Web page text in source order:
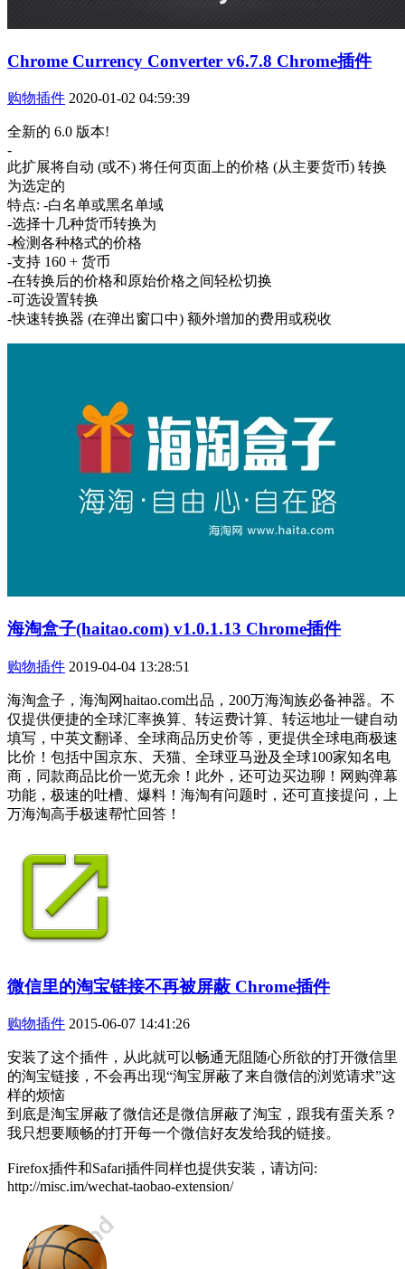
Chrome Currency Converter v6.7.8 Chrome插件
购物插件 2020-01-02 04:59:39
全新的 6.0 版本!
-
此扩展将自动 (或不) 将任何页面上的价格 (从主要货币) 转换
为选定的
特点: -白名单或黑名单域
-选择十几种货币转换为
-检测各种格式的价格
-支持 160 + 货币
-在转换后的价格和原始价格之间轻松切换
-可选设置转换
-快速转换器 (在弹出窗口中) 额外增加的费用或税收
海淘盒子(haitao.com) v1.0.1.13 Chrome插件
购物插件 2019-04-04 13:28:51
海淘盒子，海淘网haitao.com出品，200万海淘族必备神器。不
仅提供便捷的全球汇率换算、转运费计算、转运地址一键自动
填写，中英文翻译、全球商品历史价等，更提供全球电商极速
比价！包括中国京东、天猫、全球亚马逊及全球100家知名电
商，同款商品比价一览无余！此外，还可边买边聊！网购弹幕
功能，极速的吐槽、爆料！海淘有问题时，还可直接提问，上
万海淘高手极速帮忙回答！
微信里的淘宝链接不再被屏蔽 Chrome插件
购物插件 2015-06-07 14:41:26
安装了这个插件，从此就可以畅通无阻随心所欲的打开微信里
的淘宝链接，不会再出现“淘宝屏蔽了来自微信的浏览请求”这
样的烦恼
到底是淘宝屏蔽了微信还是微信屏蔽了淘宝，跟我有蛋关系？
我只想要顺畅的打开每一个微信好友发给我的链接。
Firefox插件和Safari插件同样也提供安装，请访问:
http://misc.im/wechat-taobao-extension/